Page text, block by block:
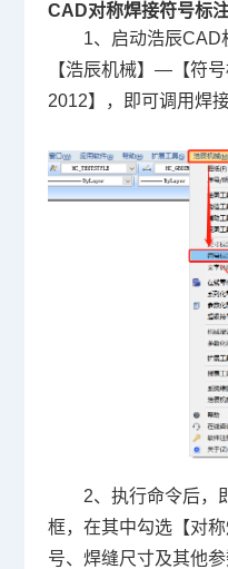
CAD对称焊接符号标注
1、启动浩辰CAD
【浩辰机械】—【符
2012】，即可调用焊
2、执行命令后，
框，在其中勾选【对
号、焊缝尺寸及其他